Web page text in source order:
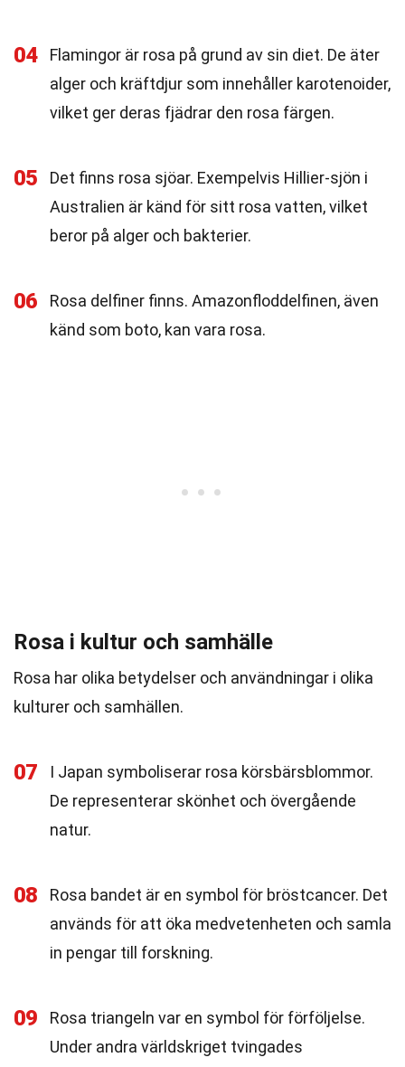
04
Flamingor är rosa på grund av sin diet. De äter
alger och kräftdjur som innehåller karotenoider,
vilket ger deras fjädrar den rosa färgen.
05
Det finns rosa sjöar. Exempelvis Hillier-sjön i
Australien är känd för sitt rosa vatten, vilket
beror på alger och bakterier.
06
Rosa delfiner finns. Amazonfloddelfinen, även
känd som boto, kan vara rosa.
Rosa i kultur och samhälle
Rosa har olika betydelser och användningar i olika
kulturer och samhällen.
07
I Japan symboliserar rosa körsbärsblommor.
De representerar skönhet och övergående
natur.
08
Rosa bandet är en symbol för bröstcancer. Det
används för att öka medvetenheten och samla
in pengar till forskning.
09
Rosa triangeln var en symbol för förföljelse.
Under andra världskriget tvingades